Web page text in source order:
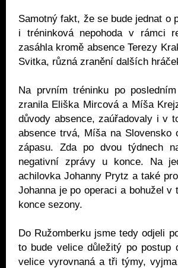
Samotný fakt, že se bude jednat o
i tréninková nepohoda v rámci
zasáhla kromě absence Terezy
Svitka, různá zranění dalších
Na prvním tréninku po
zranila Eliška Mircová a Míša
důvody absence, zaúřadovaly i v
absence trvá, Míša na Slovensko
zápasu. Zda po dvou týdnech
negativní zprávy u konce. Na
achilovka Johanny Prytz a také
Johanna je po operaci a bohužel
konce sezony.
Do Ružomberku jsme tedy odjeli
to bude velice důležitý po
velice vyrovnaná a tři týmy,